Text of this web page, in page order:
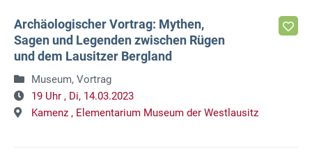
Archäologischer Vortrag: Mythen,
Sagen und Legenden zwischen Rügen
und dem Lausitzer Bergland
Museum, Vortrag
19 Uhr , Di, 14.03.2023
Kamenz , Elementarium Museum der Westlausitz